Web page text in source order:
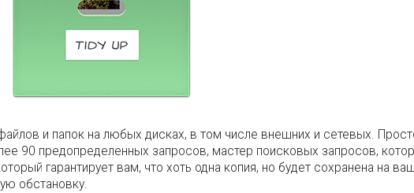
и папок на любых дисках, в том числе внешних и сетевых.
90 предопределенных запросов, мастер поисковых запросов,
гарантирует вам, что хоть одна копия, но будет сохранена на
обстановку.